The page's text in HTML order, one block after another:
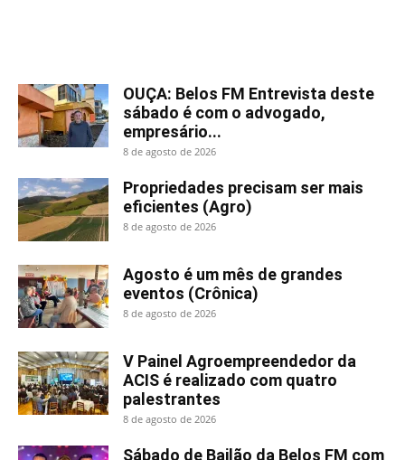
OUÇA: Belos FM Entrevista deste
sábado é com o advogado,
empresário...
8 de agosto de 2026
Propriedades precisam ser mais
eficientes (Agro)
8 de agosto de 2026
Agosto é um mês de grandes
eventos (Crônica)
8 de agosto de 2026
V Painel Agroempreendedor da
ACIS é realizado com quatro
palestrantes
8 de agosto de 2026
Sábado de Bailão da Belos FM com